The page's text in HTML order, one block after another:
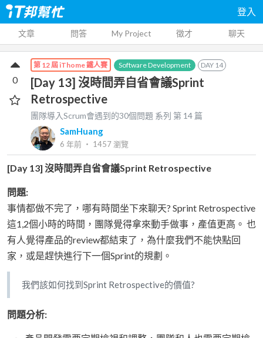
登入
文章 問答 My Project 徵才 聊天
第 12 屆 iThome 鐵人賽 Software Development DAY 14
[Day 13] 沒時間弄自省會議Sprint
Retrospective
團隊導入Scrum會遇到的30個問題 系列 第 14 篇
SamHuang
6 年前 ‧ 1457瀏覽
0
[Day 13] 沒時間弄自省會議Sprint Retrospective
問題:
事情都做不完了，哪有時間坐下來聊天? Sprint Retrospective
這1,2個小時的時間，團隊覺得拿來動手做事，產值更高。 也
有人覺得產品的review都結束了，為什麼我們不能快點回
家，或是趕快進行下一個Sprint的規劃。
我們該如何找到Sprint Retrospective的價值?
問題分析: